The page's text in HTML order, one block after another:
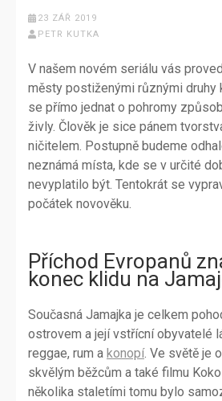
23 ZÁŘ 2019
PETR KUTKA
V našem novém seriálu vás
městy postiženými různými druhy
se přímo jednat o pohromy
živly. Člověk je sice pánem
ničitelem. Postupně budeme
neznámá místa, kde se v určité
nevyplatilo být. Tentokrát se
počátek novověku.
Příchod Evropanů
konec klidu na
Současná Jamajka je celkem
ostrovem a její vstřícní obyvatelé
reggae, rum a konopí. Ve světě je
skvělým běžcům a také filmu
několika staletími tomu bylo